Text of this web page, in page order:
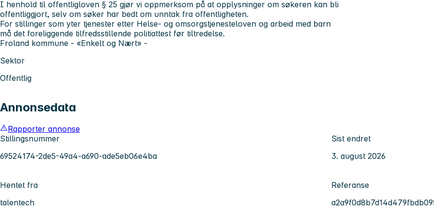
I henhold til offentligloven § 25 gjør vi oppmerksom på at opplysninger om søkeren kan bli
offentliggjort, selv om søker har bedt om unntak fra offentligheten.
For stillinger som yter tjenester etter Helse- og omsorgstjenesteloven og arbeid med barn
må det foreliggende tilfredsstillende politiattest før tiltredelse.
Froland kommune - «Enkelt og Nært» -
Sektor
Offentlig
Annonsedata
Rapporter annonse
Stillingsnummer
69524174-2de5-49a4-a690-ade5eb06e4ba
Sist endret
3. august 2026
Hentet fra
talentech
Referanse